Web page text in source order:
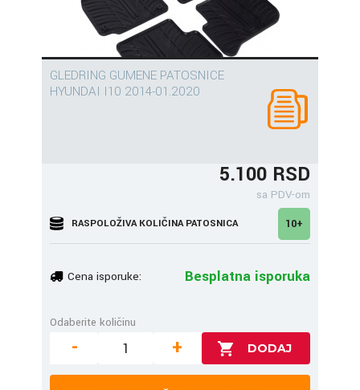
GLEDRING GUMENE PATOSNICE
HYUNDAI I10 2014-01.2020
5.100 RSD
sa PDV-om
RASPOLOŽIVA KOLIČINA PATOSNICA 10+
Cena isporuke: Besplatna isporuka
Odaberite količinu
- +